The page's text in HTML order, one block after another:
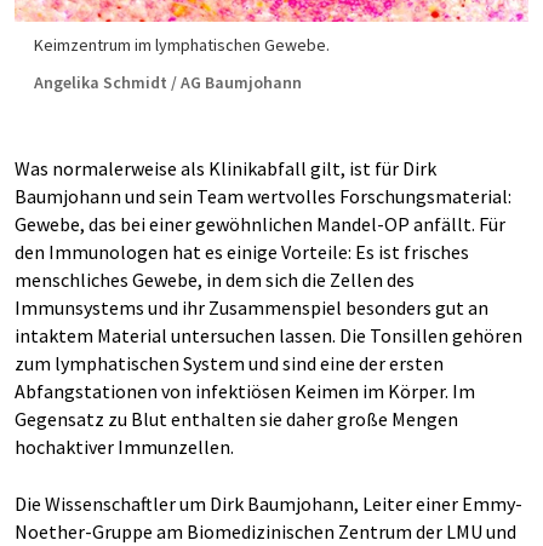
Keimzentrum im lymphatischen Gewebe.
Angelika Schmidt / AG Baumjohann
Was normalerweise als Klinikabfall gilt, ist für Dirk
Baumjohann und sein Team wertvolles Forschungsmaterial:
Gewebe, das bei einer gewöhnlichen Mandel-OP anfällt. Für
den Immunologen hat es einige Vorteile: Es ist frisches
menschliches Gewebe, in dem sich die Zellen des
Immunsystems und ihr Zusammenspiel besonders gut an
intaktem Material untersuchen lassen. Die Tonsillen gehören
zum lymphatischen System und sind eine der ersten
Abfangstationen von infektiösen Keimen im Körper. Im
Gegensatz zu Blut enthalten sie daher große Mengen
hochaktiver Immunzellen.
Die Wissenschaftler um Dirk Baumjohann, Leiter einer Emmy-
Noether-Gruppe am Biomedizinischen Zentrum der LMU und